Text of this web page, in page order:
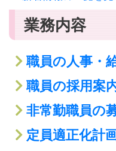
業務内容
職員の人事・
職員の採用案
非常勤職員の
定員適正化計